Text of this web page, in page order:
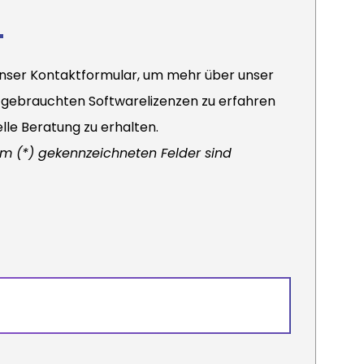
Kontaktformular, um mehr über unser
Softwarelizenzen zu erfahren
Beratung zu erhalten.
(*) gekennzeichneten Felder sind